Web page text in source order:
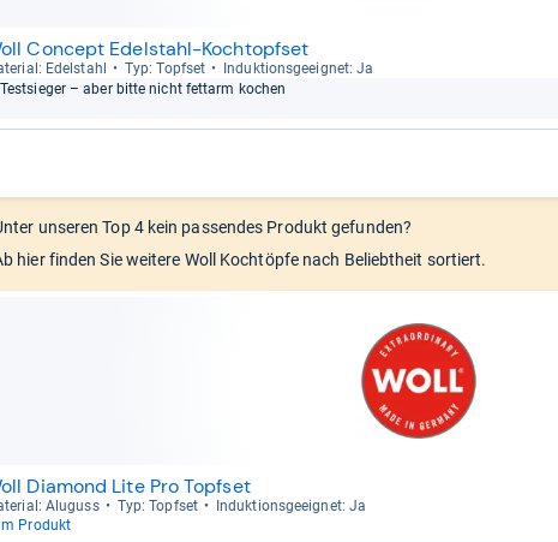
Concept Edelstahl-Kochtopfset
Edel­stahl Typ: Topf­set
Induk­ti­ons­ge­eig­net: Ja
Test­sie­ger – aber bitte nicht fett­arm kochen
unseren Top 4 kein passendes Produkt gefunden?
hier finden Sie weitere Woll Kochtöpfe nach Beliebtheit sortiert.
Diamond Lite Pro Topfset
Alu­guss Typ: Topf­set
Induk­ti­ons­ge­eig­net: Ja
Produkt